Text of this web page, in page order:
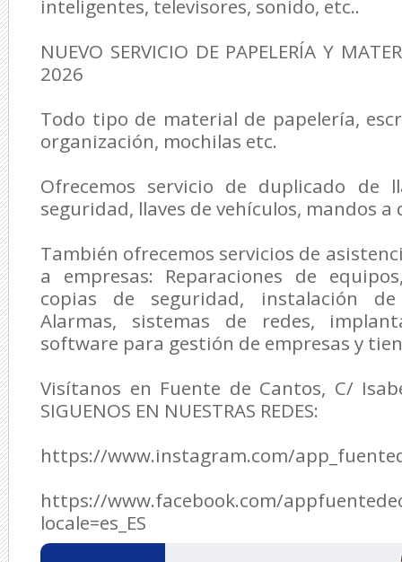
inteligentes, televisores, sonido, etc..
NUEVO SERVICIO DE PAPELERÍA Y
2026
Todo tipo de material de papelería,
organización, mochilas etc.
Ofrecemos servicio de duplicado de
seguridad, llaves de vehículos, mandos a
También ofrecemos servicios de
a empresas: Reparaciones de
copias de seguridad, instalación de
Alarmas, sistemas de redes,
software para gestión de empresas y
Visítanos en Fuente de Cantos, C/
SIGUENOS EN NUESTRAS REDES:
https://www.instagram.com/
https://www.facebook.com/
locale=es_ES